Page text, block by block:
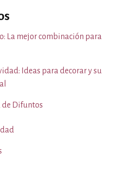
La mejor combinación para
Ideas para decorar y su
de Difuntos